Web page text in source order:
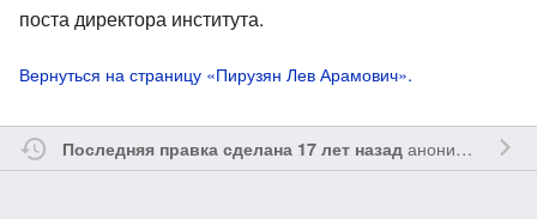
поста директора института.
Вернуться на страницу «Пирузян Лев Арамович».
Последняя правка сделана 17 лет назаданонимным участником